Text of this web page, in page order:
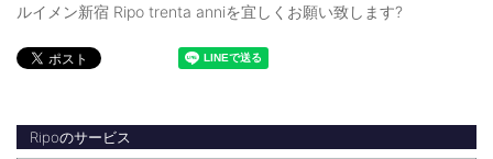
ルイメン新宿 Ripo trenta anniを宜しくお願い致します?
Ripoのサービス